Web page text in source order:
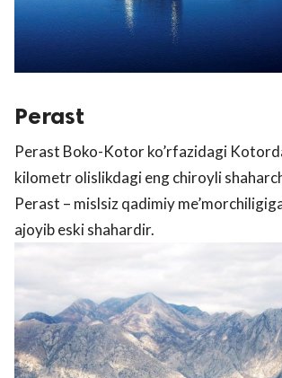
Perast
Perast Boko-Kotor ko’rfazidagi
kilometr olislikdagi eng chiroyli
Perast – mislsiz qadimiy
ajoyib eski shahardir.